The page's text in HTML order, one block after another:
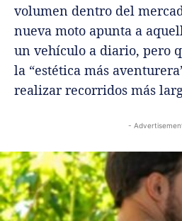
volumen dentro del
nueva moto apunta a
un vehículo a diario, pero
la “estética más
realizar recorridos más
-